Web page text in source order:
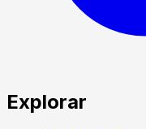
Explorar